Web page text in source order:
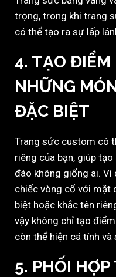
trọng, trong khi trang
có thể tạo ra sự lấp
4. TẠO ĐIỂM
NHỮNG
ĐẶC BIỆT
Trang sức custom có
riêng của bạn, giúp
đáo không giống ai.
chiếc vòng cổ với mặt
biệt hoặc khắc tên
vậy không chỉ tạo
còn thể hiện cá tính và
5. PHỐI HỢP